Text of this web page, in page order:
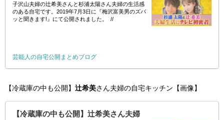
子沢山夫婦の辻希美さんと杉浦太陽さん夫婦の生活感
のある自宅です。2019年7月3日に『梅沢富美男のズバ
ッと聞きます!』にて公開されました。 //
芸能人の自宅公開まとめブログ
【冷蔵庫の中も公開】 辻希美さん夫婦の自宅キッチン【画像】
【冷蔵庫の中も公開】辻希美さん夫婦